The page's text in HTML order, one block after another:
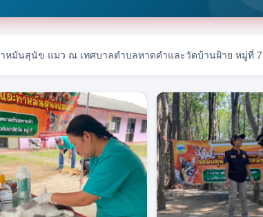
หมันสุนัข แมว ณ เทศบาลตำบลหาดคำและวัดบ้านฝ้าย หมู่ที่ 7